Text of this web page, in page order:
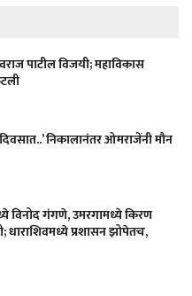
पाटील विजयी; महाविकास
निकालानंतर ओमराजेंनी मौन
विनोद गंगणे, उमरगामध्ये किरण
धाराशिवमध्ये प्रशासन झोपेतच,